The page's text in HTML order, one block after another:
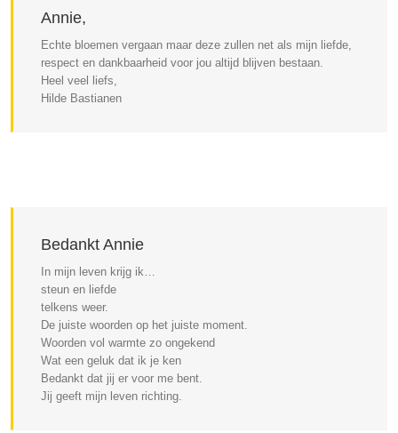
Annie,
Echte bloemen vergaan maar deze zullen net als mijn liefde,
respect en dankbaarheid voor jou altijd blijven bestaan.
Heel veel liefs,
Hilde Bastianen
Bedankt Annie
In mijn leven krijg ik…
steun en liefde
telkens weer.
De juiste woorden op het juiste moment.
Woorden vol warmte zo ongekend
Wat een geluk dat ik je ken
Bedankt dat jij er voor me bent.
Jij geeft mijn leven richting.